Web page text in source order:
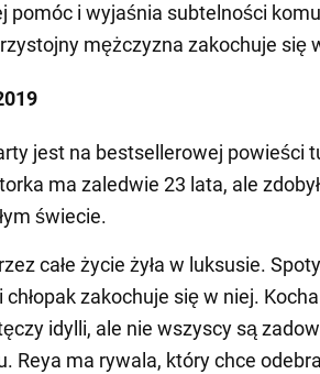
pomóc i wyjaśnia subtelności
mężczyzna zakochuje się
jest na bestsellerowej powieści
ma zaledwie 23 lata, ale
świecie.
całe życie żyła w luksusie.
zakochuje się w niej.
idylli, ale nie wszyscy są
Reya ma rywala, który chce